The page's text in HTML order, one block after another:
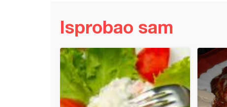
Isprobao sam